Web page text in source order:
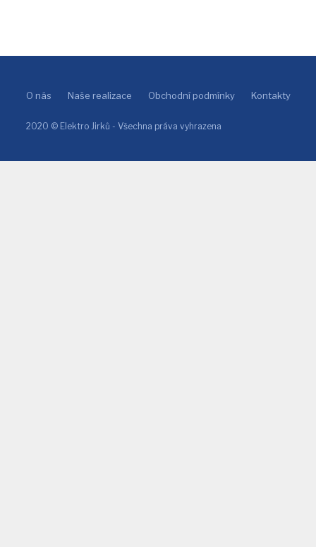
O nás Naše realizace Obchodní podmínky Kontakty
2020 © Elektro Jirků - Všechna práva vyhrazena